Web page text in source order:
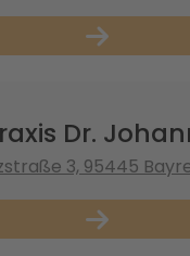
Dr.
3, 95445